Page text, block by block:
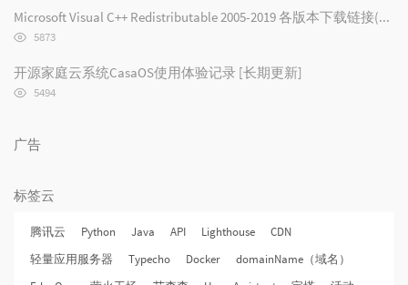
数:
Microsoft Visual C++ Redistributable 2005-2019 各版本下载链接(2019/2017/2015/2013/2012/2010/2008/2005)
浏
次
数:
5873
开源家庭云系统CasaOS使用体验记录 [长期更新]
浏
数:
5494
广告
标签云
腾讯云 Python Java API Lighthouse
CDN
轻量应用服务器
Typecho Docker
domainName（域名）